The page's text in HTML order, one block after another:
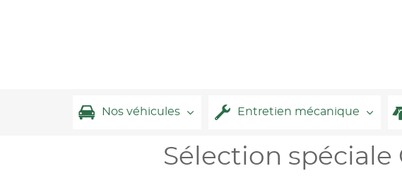
Nos véhicules Entretien mécanique
Sélection spéciale